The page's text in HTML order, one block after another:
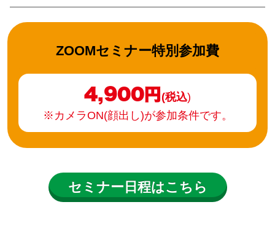
ZOOMセミナー特別参加費
4,900円(税込)
※カメラON(顔出し)が参加条件です。
セミナー日程はこちら